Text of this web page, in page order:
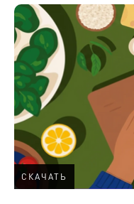
СКАЧАТЬ